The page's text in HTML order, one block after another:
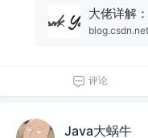
blog.csdn.net
评论
Java大蜗牛